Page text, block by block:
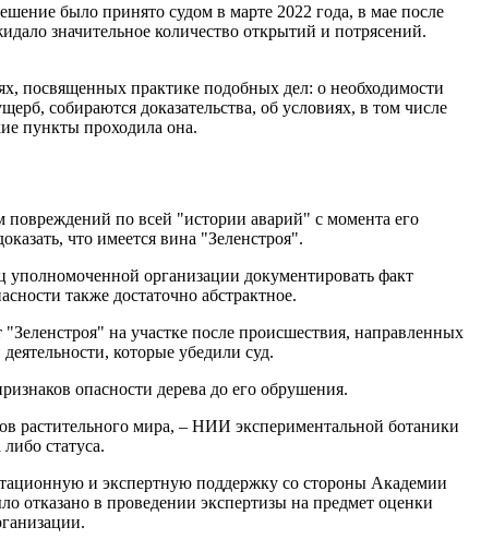
было принято судом в марте 2022 года, в мае после
значительное количество открытий и потрясений.
посвященных практике подобных дел: о необходимости
собираются доказательства, об условиях, в том числе
пункты проходила она.
повреждений по всей "истории аварий" с момента его
что имеется вина "Зеленстроя".
уполномоченной организации документировать факт
также достаточно абстрактное.
на участке после происшествия, направленных
которые убедили суд.
опасности дерева до его обрушения.
растительного мира, – НИИ экспериментальной ботаники
статуса.
и экспертную поддержку со стороны Академии
отказано в проведении экспертизы на предмет оценки